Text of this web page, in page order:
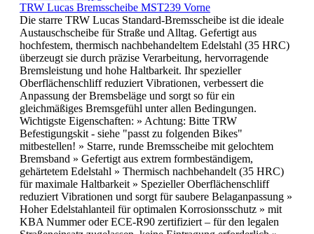
TRW Lucas Bremsscheibe MST239 Vorne
Die starre TRW Lucas Standard-Bremsscheibe ist die ideale
Austauschscheibe für Straße und Alltag. Gefertigt aus
hochfestem, thermisch nachbehandeltem Edelstahl (35 HRC)
überzeugt sie durch präzise Verarbeitung, hervorragende
Bremsleistung und hohe Haltbarkeit. Ihr spezieller
Oberflächenschliff reduziert Vibrationen, verbessert die
Anpassung der Bremsbeläge und sorgt so für ein
gleichmäßiges Bremsgefühl unter allen Bedingungen.
Wichtigste Eigenschaften: » Achtung: Bitte TRW
Befestigungskit - siehe "passt zu folgenden Bikes"
mitbestellen! » Starre, runde Bremsscheibe mit gelochtem
Bremsband » Gefertigt aus extrem formbeständigem,
gehärtetem Edelstahl » Thermisch nachbehandelt (35 HRC)
für maximale Haltbarkeit » Spezieller Oberflächenschliff
reduziert Vibrationen und sorgt für saubere Belaganpassung »
Hoher Edelstahlanteil für optimalen Korrosionsschutz » mit
KBA Nummer oder ECE-R90 zertifiziert – für den legalen